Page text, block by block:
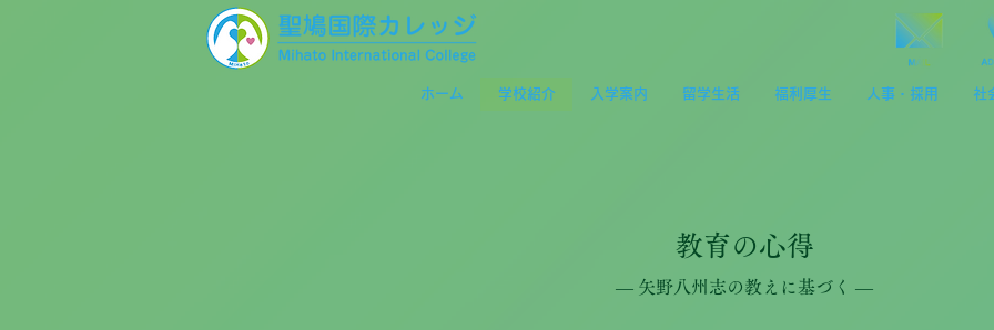
ホーム 学校紹介 入学案内 留学生活 福利厚生 人事・採用 社
教育の心得
― 矢野八州志の教えに基づく ―